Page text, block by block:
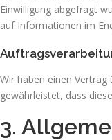
Einwilligung abgefragt
auf Informationen im
Wir haben einen
gewährleistet, dass
3.